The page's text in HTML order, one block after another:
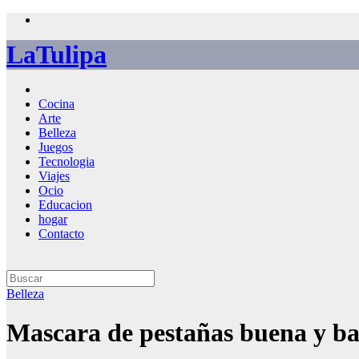
Saltar
contenido
LaTulipa
Cocina
Arte
Belleza
Juegos
Tecnologia
Viajes
Ocio
Educacion
hogar
Contacto
Belleza
Mascara de pestañas buena y